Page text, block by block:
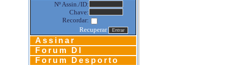
Nº Assin./ID:
Chave:
Recordar:
Recuperar
Assinar
Forum DI
Forum Desporto